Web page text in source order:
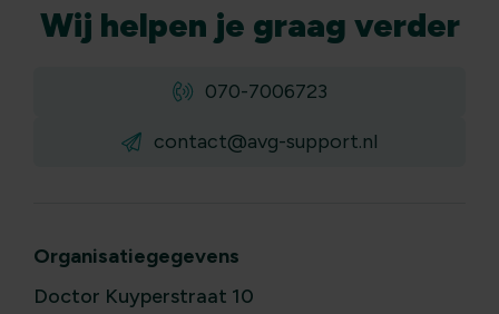
Wij helpen je graag verder
070-7006723
contact@avg-support.nl
Organisatiegegevens
Doctor Kuyperstraat 10